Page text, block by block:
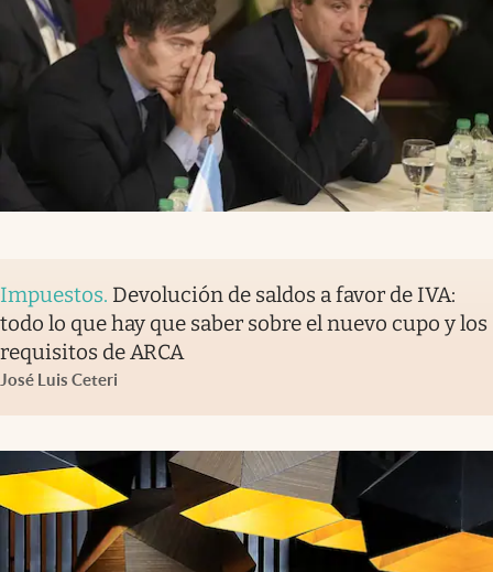
Impuestos. Devolución de saldos a favor de IVA:
todo lo que hay que saber sobre el nuevo cupo y los
requisitos de ARCA
José Luis Ceteri